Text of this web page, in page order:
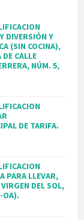
DIVERSIÓN Y
(SIN COCINA),
CALLE
NÚM. 5,
DE TARIFA.
PARA LLEVAR,
DEL SOL,
OA).